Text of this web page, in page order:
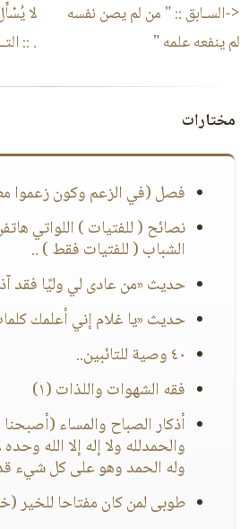
<-السـابق ::" من لم يصن نفسه
لم ينفعه علمه "
لا
.
::
مختارات
فصل (في الزعم وكون زعموا
نصائح ( للفتيات ) اللواتي
الشباب ( للفتيات فقط ) ..
حديث «من عادى لي وليًا فقد
حديث «يا غلام إني أعلمك
٤٠ وصية للتائبين..
فقه الشهوات واللذات (١)
أذكار الصباح والمساء
والحمدلله ولا إله إلا الله
وله الحمد وهو على كل شيء
طوبى لمن كان مفتاحا للخير